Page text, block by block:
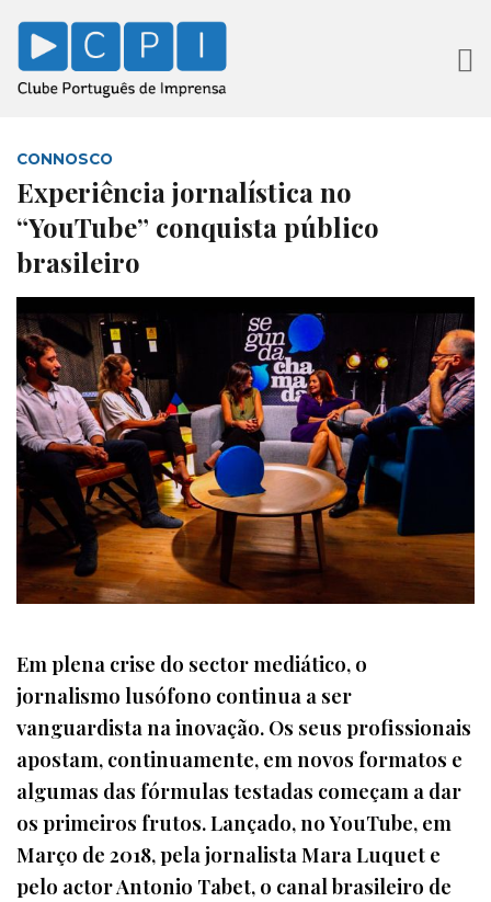
CONNOSCO
Experiência jornalística no
“YouTube” conquista público
brasileiro
Em plena crise do sector mediático, o
jornalismo lusófono continua a ser
vanguardista na inovação. Os seus profissionais
apostam, continuamente, em novos formatos e
algumas das fórmulas testadas começam a dar
os primeiros frutos. Lançado, no YouTube, em
Março de 2018, pela jornalista Mara Luquet e
pelo actor Antonio Tabet, o canal brasileiro de